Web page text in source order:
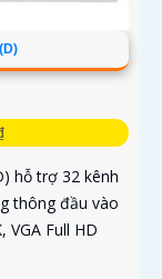
hỗ trợ 32 kênh
thông đầu vào
VGA Full HD